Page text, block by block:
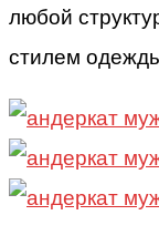
любой
стилем